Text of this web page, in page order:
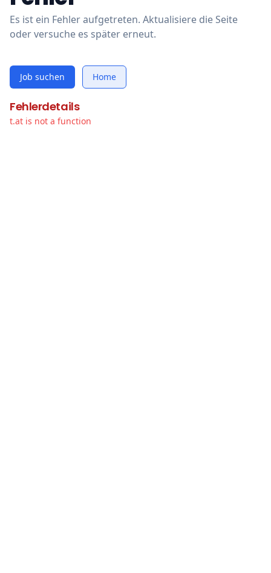
Es ist ein Fehler aufgetreten. Aktualisiere die Seite
oder versuche es später erneut.
Job suchen Home
Fehlerdetails
t.at is not a function